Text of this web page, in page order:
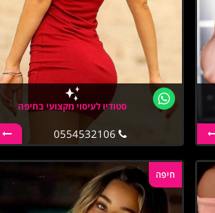
סטודיו לעיסוי מקצועי בחיפה
0554532106
חיפה